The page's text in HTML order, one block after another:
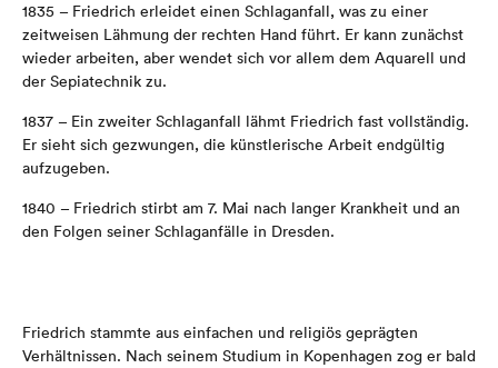
1835 – Friedrich erleidet einen Schlaganfall, was zu einer
zeitweisen Lähmung der rechten Hand führt. Er kann zunächst
wieder arbeiten, aber wendet sich vor allem dem Aquarell und
der Sepiatechnik zu.
1837 – Ein zweiter Schlaganfall lähmt Friedrich fast vollständig.
Er sieht sich gezwungen, die künstlerische Arbeit endgültig
aufzugeben.
1840 – Friedrich stirbt am 7. Mai nach langer Krankheit und an
den Folgen seiner Schlaganfälle in Dresden.
Friedrich stammte aus einfachen und religiös geprägten
Verhältnissen. Nach seinem Studium in Kopenhagen zog er bald